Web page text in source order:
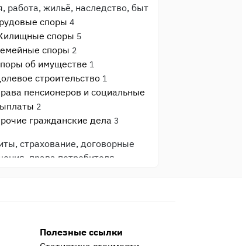
работа, жильё, наследство, быт
споры 4
споры 5
споры 2
об имуществе 1
строительство 1
пенсионеров и социальные
2
гражданские дела 3
страхование, договорные
права потребителя
Прочие уголовные дела 9
Полезные ссылки